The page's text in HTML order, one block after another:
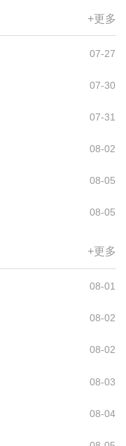
+更多
07-27
07-30
07-31
08-02
08-05
08-05
+更多
08-01
08-02
08-02
08-03
08-04